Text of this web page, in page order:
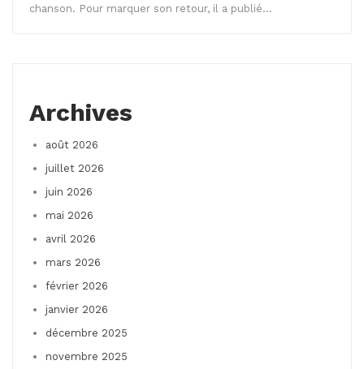
chanson. Pour marquer son retour, il a publié…
Archives
août 2026
juillet 2026
juin 2026
mai 2026
avril 2026
mars 2026
février 2026
janvier 2026
décembre 2025
novembre 2025